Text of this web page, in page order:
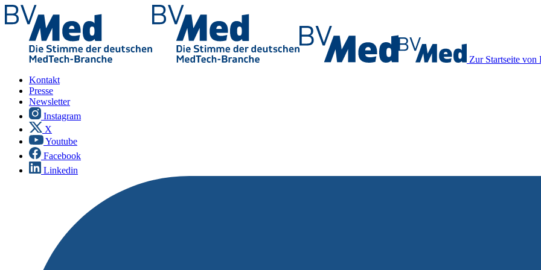
Zur Startseite
Kontakt
Presse
Newsletter
Instagram
X
Youtube
Facebook
Linkedin